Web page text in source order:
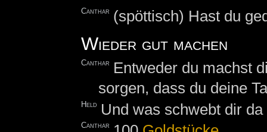
Canthar (spöttisch) Hast du
Wieder gut machen
Canthar
Entweder du machst
sorgen, dass du deine
Held Und was schwebt dir da
Canthar